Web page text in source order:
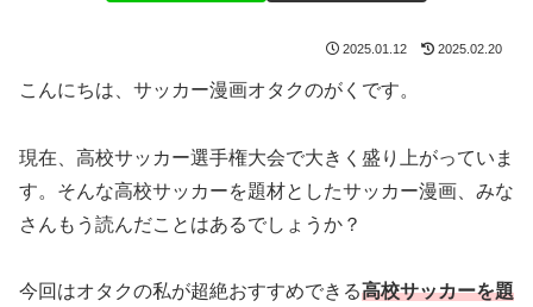
2025.01.12 2025.02.20
こんにちは、サッカー漫画オタクのがくです。
現在、高校サッカー選手権大会で大きく盛り上がっていま
す。そんな高校サッカーを題材としたサッカー漫画、みな
さんもう読んだことはあるでしょうか？
今回はオタクの私が超絶おすすめできる高校サッカーを題